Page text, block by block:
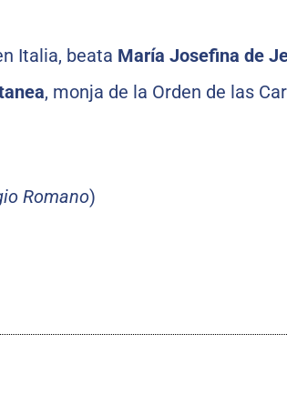
Italia, beata María Josefina de
, monja de la Orden de las
Romano)